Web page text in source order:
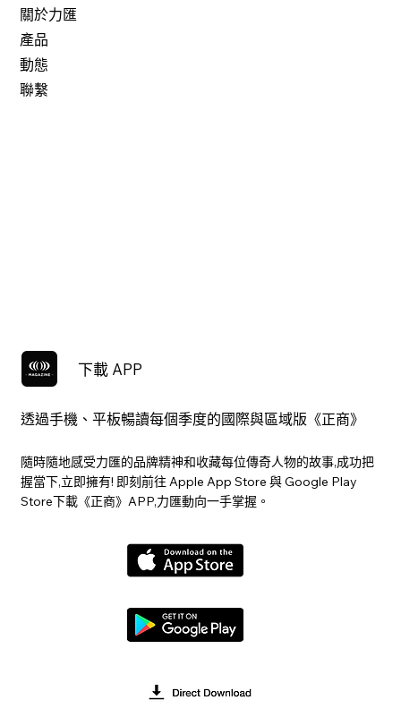
關於力匯
產品
動態
聯繫
下載 APP
透過手機、平板暢讀每個季度的國際與區域版《正商》
隨時隨地感受力匯的品牌精神和收藏每位傳奇人物的故事,成功把
握當下,立即擁有! 即刻前往 Apple App Store 與 Google Play
Store下載《正商》APP,力匯動向一手掌握。